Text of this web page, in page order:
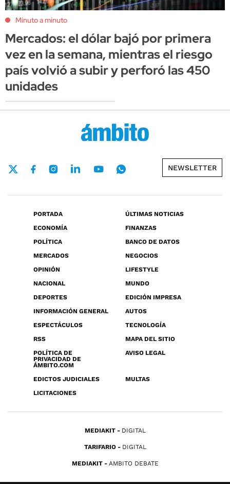
Minuto a minuto
Mercados: el dólar bajó por primera
vez en la semana, mientras el riesgo
país volvió a subir y perforó las 450
unidades
NEWSLETTER
PORTADA
ÚLTIMAS NOTICIAS
ECONOMÍA
FINANZAS
POLÍTICA
BANCO DE DATOS
MERCADOS
NEGOCIOS
OPINIÓN
LIFESTYLE
NACIONAL
MUNDO
DEPORTES
EDICIÓN IMPRESA
INFORMACIÓN GENERAL
AUTOS
ESPECTÁCULOS
TECNOLOGÍA
RSS
MAPA DEL SITIO
POLÍTICA DE
PRIVACIDAD DE
ÁMBITO.COM
AVISO LEGAL
EDICTOS JUDICIALES
MULTAS
LICITACIONES
MEDIAKIT DIGITAL
TARIFARIO DIGITAL
MEDIAKIT AMBITO DEBATE